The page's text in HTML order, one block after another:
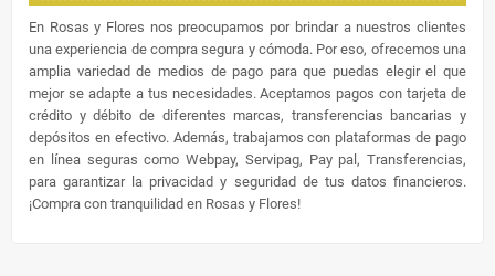
En Rosas y Flores nos preocupamos por brindar a nuestros clientes
una experiencia de compra segura y cómoda. Por eso, ofrecemos una
amplia variedad de medios de pago para que puedas elegir el que
mejor se adapte a tus necesidades. Aceptamos pagos con tarjeta de
crédito y débito de diferentes marcas, transferencias bancarias y
depósitos en efectivo. Además, trabajamos con plataformas de pago
en línea seguras como Webpay, Servipag, Pay pal, Transferencias,
para garantizar la privacidad y seguridad de tus datos financieros.
¡Compra con tranquilidad en Rosas y Flores!